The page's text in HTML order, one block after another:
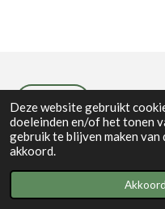
Deze website gebruikt
doeleinden en/of het tonen
gebruik te blijven maken van
akkoord.
Akkoord
Privacybeleid